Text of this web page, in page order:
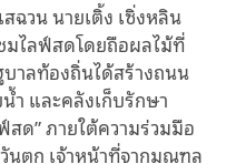
ฉวน นายเติ้ง เซิ่งหลิน
มไลฟ์สดโดยถือผลไม้ที่
าลท้องถิ่นได้สร้างถนน
ำ และคลังเก็บรักษา
สด” ภายใต้ความร่วมมือ
นตก เจ้าหน้าที่จากมณฑล